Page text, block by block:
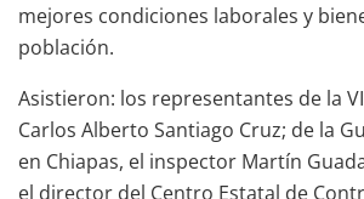
mejores condiciones laborales y
población.
Asistieron: los representantes de la
Carlos Alberto Santiago Cruz; de la
en Chiapas, el inspector Martín
el director del Centro Estatal de